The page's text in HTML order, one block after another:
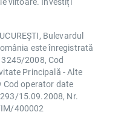
Bulevardul
este înregistrată
2008, Cod
Principală - Alte
Cod operator date
15.09.2008, Nr.
400002